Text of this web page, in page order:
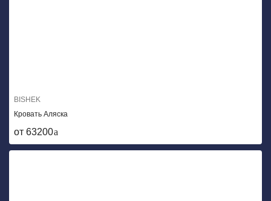
BISHEK
Кровать Аляска
от 63200